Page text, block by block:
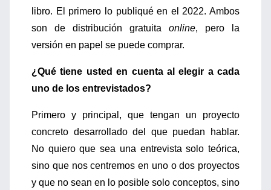
libro. El primero lo publiqué en el 2022. Ambos
son de distribución gratuita online, pero la
versión en papel se puede comprar.
¿Qué tiene usted en cuenta al elegir a cada
uno de los entrevistados?
Primero y principal, que tengan un proyecto
concreto desarrollado del que puedan hablar.
No quiero que sea una entrevista solo teórica,
sino que nos centremos en uno o dos proyectos
y que no sean en lo posible solo conceptos, sino